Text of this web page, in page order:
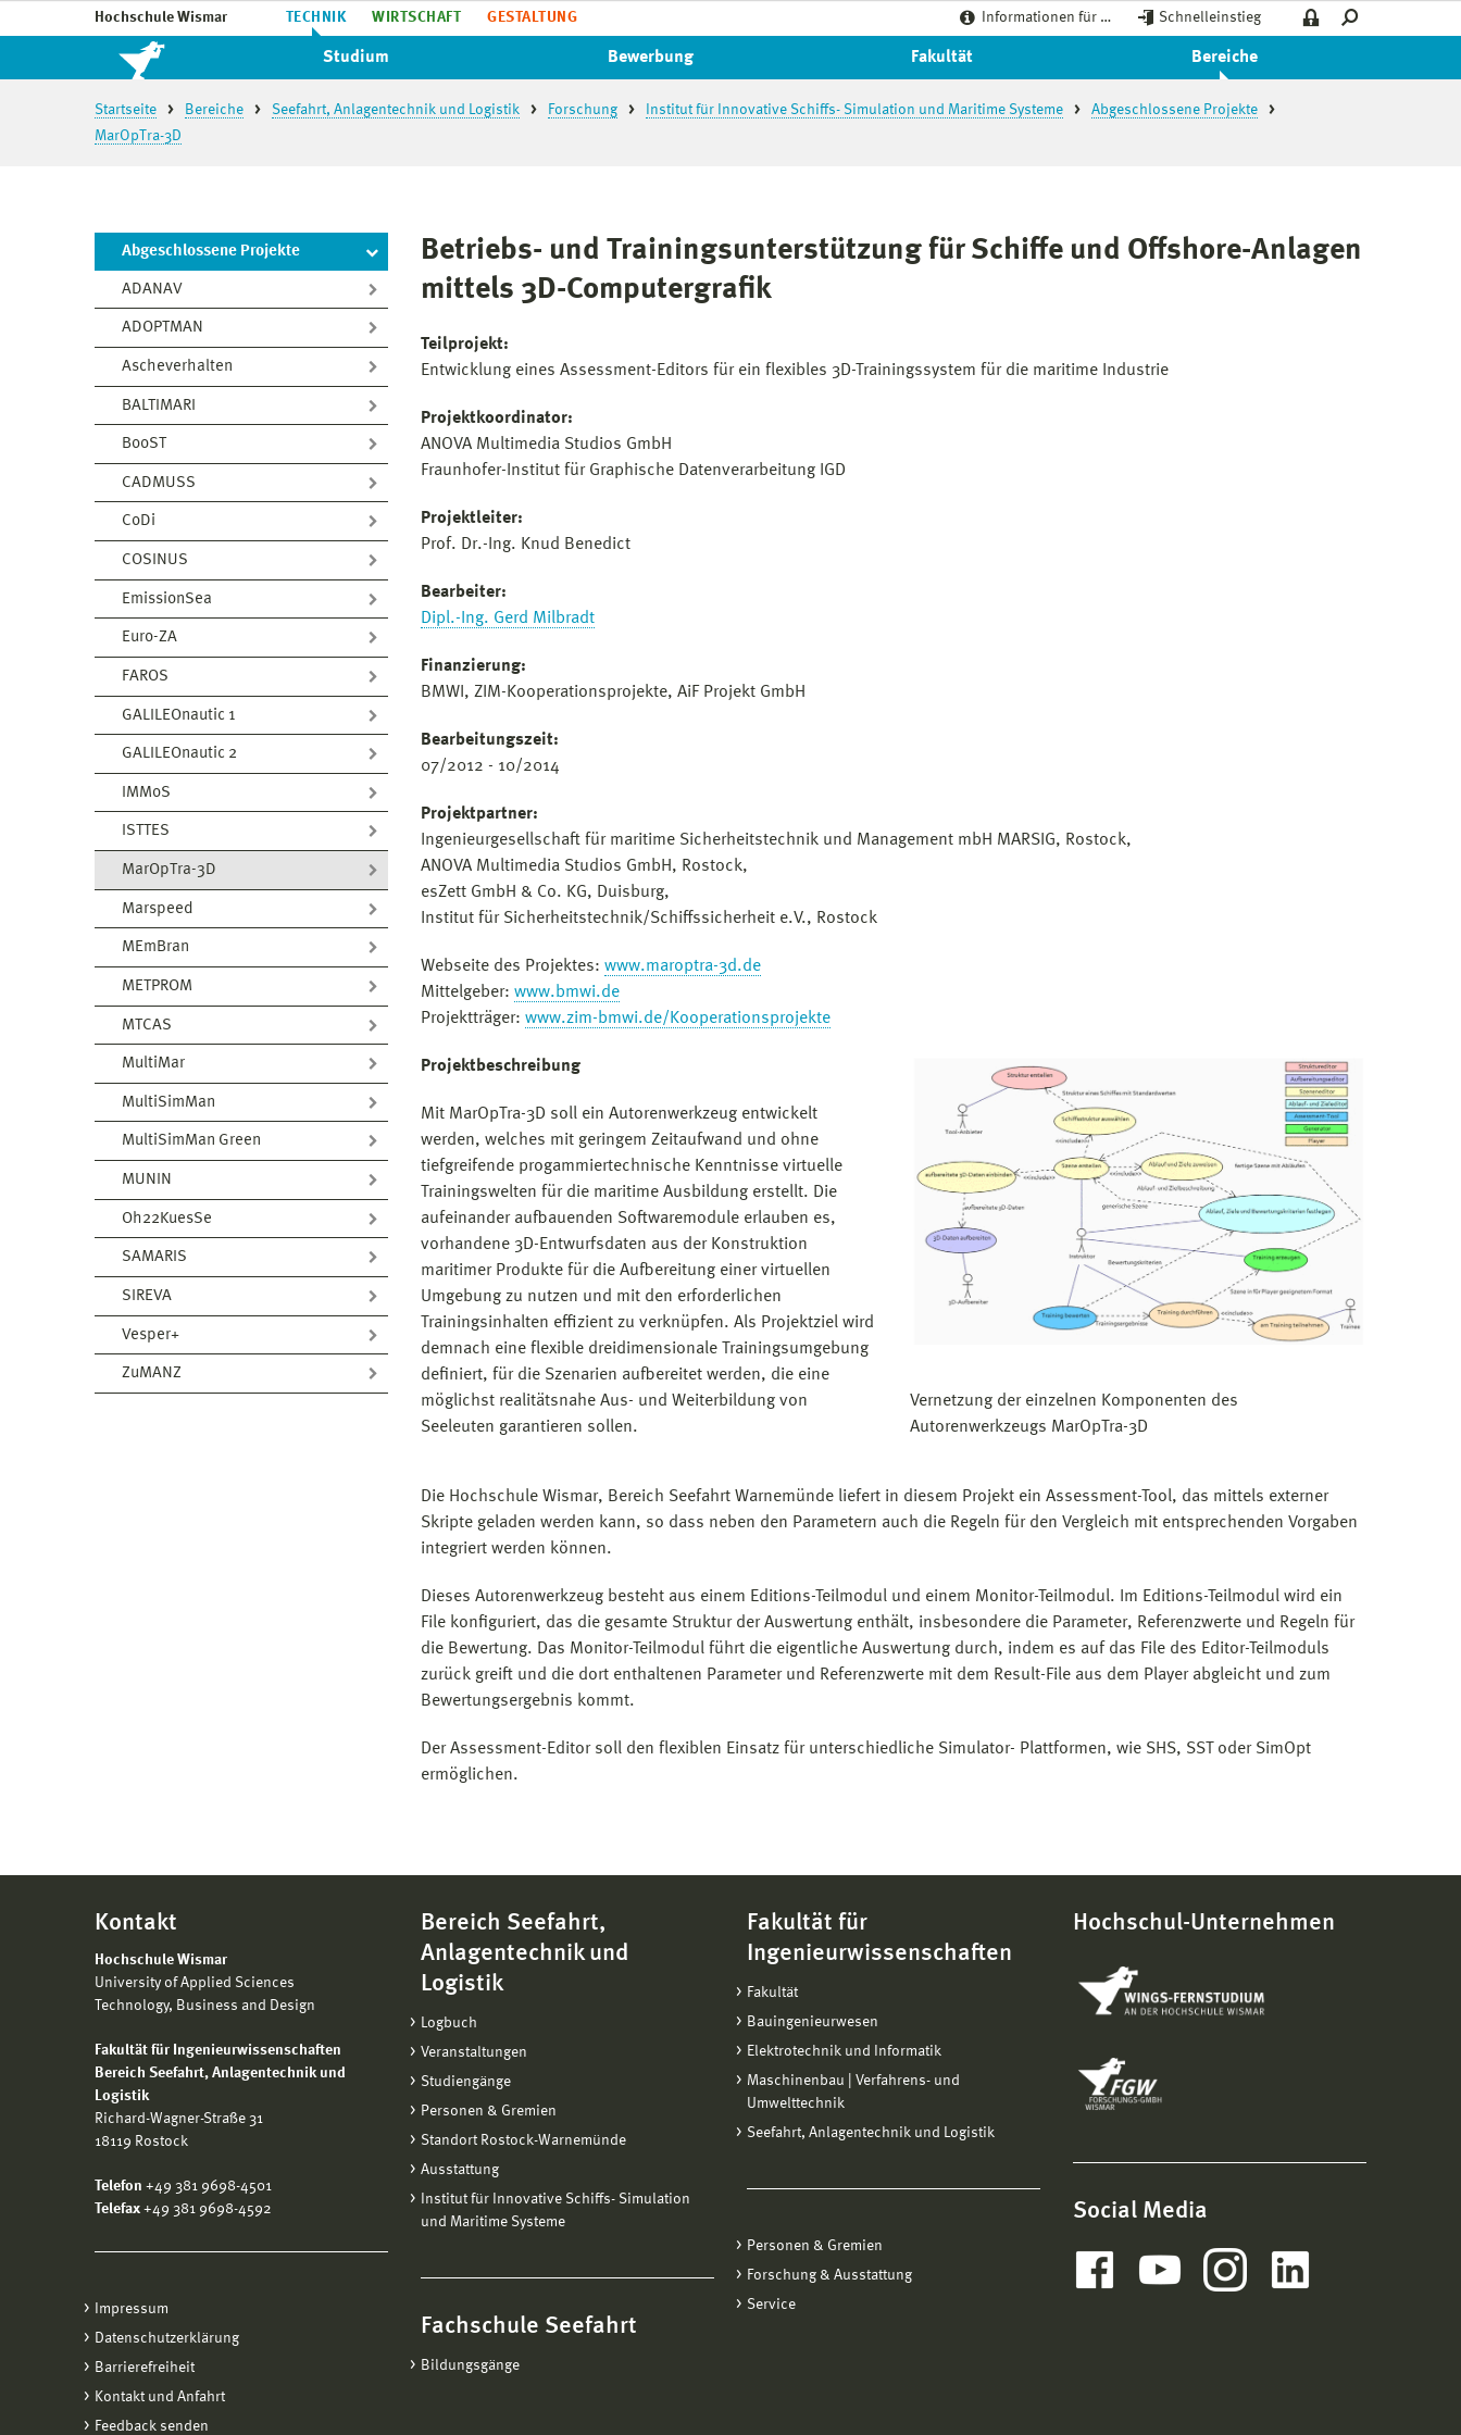
Hochschule Wismar TECHNIK WIRTSCHAFT GESTALTUNG Informationen für … Schnelleinstieg
Studium Bewerbung Fakultät Bereiche
Startseite Bereiche Seefahrt, Anlagentechnik und Logistik Forschung Institut für Innovative Schiffs- Simulation und Maritime Systeme
Abgeschlossene Projekte
MarOpTra-3D
Abgeschlossene Projekte
ADANAV
ADOPTMAN
Ascheverhalten
BALTIMARI
BooST
CADMUSS
CoDi
COSINUS
EmissionSea
Euro-ZA
FAROS
GALILEOnautic 1
GALILEOnautic 2
IMMoS
ISTTES
MarOpTra-3D
Marspeed
MEmBran
METPROM
MTCAS
MultiMar
MultiSimMan
MultiSimMan Green
MUNIN
Oh22KuesSe
SAMARIS
SIREVA
Vesper+
ZuMANZ
Betriebs- und Trainingsunterstützung für Schiffe und Offshore-Anlagen
mittels 3D-Computergrafik
Teilprojekt:
Entwicklung eines Assessment-Editors für ein flexibles 3D-Trainingssystem für die maritime Industrie
Projektkoordinator:
ANOVA Multimedia Studios GmbH
Fraunhofer-Institut für Graphische Datenverarbeitung IGD
Projektleiter:
Prof. Dr.-Ing. Knud Benedict
Bearbeiter:
Dipl.-Ing. Gerd Milbradt
Finanzierung:
BMWI, ZIM-Kooperationsprojekte, AiF Projekt GmbH
Bearbeitungszeit:
07/2012 - 10/2014
Projektpartner:
Ingenieurgesellschaft für maritime Sicherheitstechnik und Management mbH MARSIG, Rostock,
ANOVA Multimedia Studios GmbH, Rostock,
esZett GmbH & Co. KG, Duisburg,
Institut für Sicherheitstechnik/Schiffssicherheit e.V., Rostock
Webseite des Projektes: www.maroptra-3d.de
Mittelgeber: www.bmwi.de
Projektträger: www.zim-bmwi.de/Kooperationsprojekte
Projektbeschreibung
Mit MarOpTra-3D soll ein Autorenwerkzeug entwickelt
werden, welches mit geringem Zeitaufwand und ohne
tiefgreifende progammiertechnische Kenntnisse virtuelle
Trainingswelten für die maritime Ausbildung erstellt. Die
aufeinander aufbauenden Softwaremodule erlauben es,
vorhandene 3D-Entwurfsdaten aus der Konstruktion
maritimer Produkte für die Aufbereitung einer virtuellen
Umgebung zu nutzen und mit den erforderlichen
Trainingsinhalten effizient zu verknüpfen. Als Projektziel wird
demnach eine flexible dreidimensionale Trainingsumgebung
definiert, für die Szenarien aufbereitet werden, die eine
möglichst realitätsnahe Aus- und Weiterbildung von
Seeleuten garantieren sollen.
Vernetzung der einzelnen Komponenten des
Autorenwerkzeugs MarOpTra-3D
Die Hochschule Wismar, Bereich Seefahrt Warnemünde liefert in diesem Projekt ein Assessment-Tool, das mittels externer
Skripte geladen werden kann, so dass neben den Parametern auch die Regeln für den Vergleich mit entsprechenden Vorgaben
integriert werden können.
Dieses Autorenwerkzeug besteht aus einem Editions-Teilmodul und einem Monitor-Teilmodul. Im Editions-Teilmodul wird ein
File konfiguriert, das die gesamte Struktur der Auswertung enthält, insbesondere die Parameter, Referenzwerte und Regeln für
die Bewertung. Das Monitor-Teilmodul führt die eigentliche Auswertung durch, indem es auf das File des Editor-Teilmoduls
zurück greift und die dort enthaltenen Parameter und Referenzwerte mit dem Result-File aus dem Player abgleicht und zum
Bewertungsergebnis kommt.
Der Assessment-Editor soll den flexiblen Einsatz für unterschiedliche Simulator- Plattformen, wie SHS, SST oder SimOpt
ermöglichen.
Kontakt
Hochschule Wismar
University of Applied Sciences
Technology, Business and Design
Fakultät für Ingenieurwissenschaften
Bereich Seefahrt, Anlagentechnik und
Logistik
Richard-Wagner-Straße 31
18119 Rostock
Telefon +49 381 9698-4501
Telefax +49 381 9698-4592
Impressum
Datenschutzerklärung
Barrierefreiheit
Kontakt und Anfahrt
Feedback senden
Bereich Seefahrt,
Anlagentechnik und
Logistik
Logbuch
Veranstaltungen
Studiengänge
Personen & Gremien
Standort Rostock-Warnemünde
Ausstattung
Institut für Innovative Schiffs- Simulation
und Maritime Systeme
Fachschule Seefahrt
Bildungsgänge
Fakultät für
Ingenieurwissenschaften
Fakultät
Bauingenieurwesen
Elektrotechnik und Informatik
Maschinenbau | Verfahrens- und
Umwelttechnik
Seefahrt, Anlagentechnik und Logistik
Personen & Gremien
Forschung & Ausstattung
Service
Hochschul-Unternehmen
Social Media